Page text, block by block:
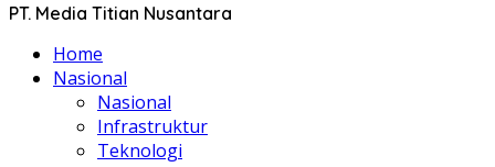
PT. Media Titian Nusantara
Home
Nasional
Nasional
Infrastruktur
Teknologi